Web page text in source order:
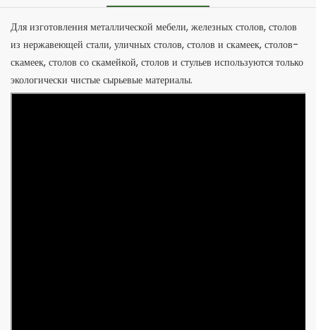
Для изготовления металлической мебели, железных столов, столов
из нержавеющей стали, уличных столов, столов и скамеек, столов-
скамеек, столов со скамейкой, столов и стульев используются только
экологически чистые сырьевые материалы.